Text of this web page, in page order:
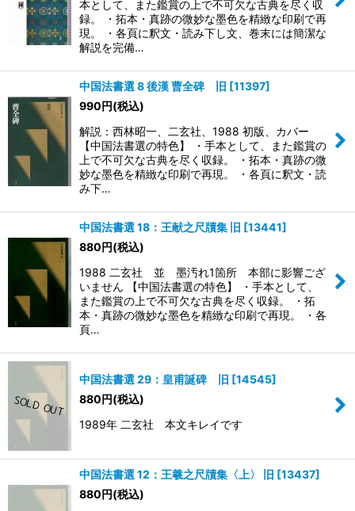
本として、また鑑賞の上で不可欠な古典を尽く収
録。 ・拓本・真跡の微妙な墨色を精緻な印刷で再
現。 ・各頁に釈文・読み下し文、巻末には簡潔な
解説を完備…
中国法書選 8 後漢 曹全碑 旧 [11397]
990円(税込)
解説：西林昭一、二玄社、1988 初版、カバー
【中国法書選の特色】 ・手本として、また鑑賞の
上で不可欠な古典を尽く収録。 ・拓本・真跡の微
妙な墨色を精緻な印刷で再現。 ・各頁に釈文・読
み下…
中国法書選 18：王献之尺牘集 旧 [13441]
880円(税込)
1988 二玄社 並 墨汚れ1箇所 本部に影響ござ
いません 【中国法書選の特色】 ・手本として、
また鑑賞の上で不可欠な古典を尽く収録。 ・拓
本・真跡の微妙な墨色を精緻な印刷で再現。 ・各
頁…
中国法書選 29：皇甫誕碑 旧 [14545]
880円(税込)
1989年 二玄社 本文キレイです
中国法書選 12：王羲之尺牘集〈上〉 旧 [13437]
880円(税込)